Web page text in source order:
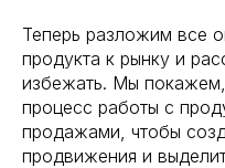
Теперь разложим все
продукта к рынку и
избежать. Мы покажем,
процесс работы с
продажами, чтобы
продвижения и